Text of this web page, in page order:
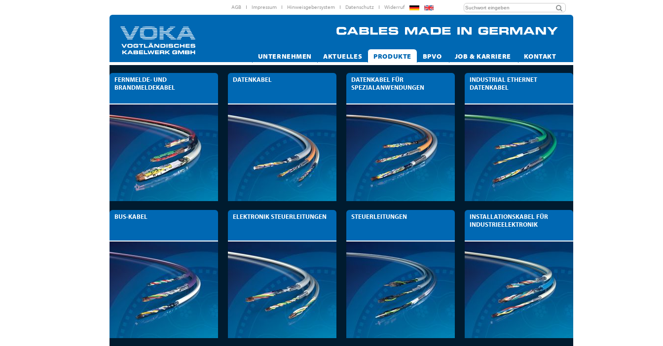
AGB Impressum Hinweisgebersystem Datenschutz Widerruf
UNTERNEHMEN AKTUELLES PRODUKTE BPVO JOB & KARRIERE KONTAKT
FERNMELDE- UND
BRANDMELDEKABEL
DATENKABEL
DATENKABEL FÜR
SPEZIALANWENDUNGEN
INDUSTRIAL ETHERNET
DATENKABEL
BUS-KABEL ELEKTRONIK STEUERLEITUNGEN STEUERLEITUNGEN
INSTALLATIONSKABEL FÜR
INDUSTRIEELEKTRONIK